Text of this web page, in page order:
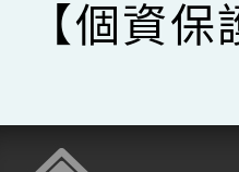
【個資保